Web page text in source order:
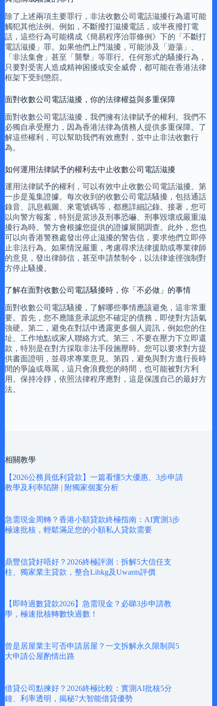
除了上述兩項主要罪行，非法收數公司電話滋擾行為還可能
觸犯其他法例。例如，不斷撥打滋擾電話，或半夜撥打電
話，這些行為可能構成《簡易程序治罪條例》下的「不斷打
電話滋擾」罪。如果他們上門滋擾，可能涉及「遊蕩」、
「非法集會」甚至「襲擊」等罪行。任何形式的騷擾行為，
只要對受害人造成精神困擾或安全威脅，都可能在香港法律
框架下受到懲罰。
面對收數公司電話滋擾，你的法律權益與多重保障
面對收數公司電話滋擾，我們擁有法律賦予的權利。我們不
必獨自承受壓力，因為香港法律為債務人提供多重保障。了
解這些權利，可以幫助我們有效應對，並中止非法收數行
為。
如何運用法律賦予的權利去中止收數公司電話滋擾
運用法律賦予的權利，可以有效中止收數公司電話滋擾。第
一步是蒐集證據。每次收到的收數公司電話騷擾，包括通話
錄音、訊息截圖、來電號碼等，都應詳細記錄。接著，您可
以向警方報案，特別是當涉及刑事恐嚇、刑事毀壞或嚴重滋
擾行為時。警方會根據您提供的證據展開調查。此外，您也
可以向香港警務處發出停止滋擾的警告信，要求他們立即停
止非法行為。如果情況嚴重，考慮尋求法律援助或專業律師
的意見，發出律師信，甚至申請禁制令，以法律途徑強制對
方停止騷擾。
了解在面對收數公司電話騷擾時，你「不必做」的事情
面對收數公司電話騷擾，了解哪些事情應該避免，這非常重
要。首先，您不應隨意承認您不確定的債務，即使對方語氣
強硬。第二，避免在對話中透露更多個人資訊，例如您的住
址、工作地點或家人聯絡方式。第三，不要在壓力下立即還
款，特別是在對方採取非法手段施壓時。您可以要求對方提
供書面證明，並尋求專業意見。第四，避免與對方進行長時
間的爭論或辱罵，這只會浪費您的時間，也可能被對方利
用。保持冷靜，依照法律程序應對，這是保護自己的最好方
法。
相關教學
【2026公務員低利貸款】一篇看懂5大優惠、3步申請
教學及利率陷阱 | 附獨家個案分析
急需現金周轉？香港小額貸款終極指南：AI實測3步
極速批核，輕鬆滿足您的小額私人貸款需要
鼎豐信貸好唔好？2026終極評測：拆解5大信任支
柱、獨家業主貸款，整合Lihkg及Uwants評價
【即時過數貸款2026】急需現金？必睇3步申請教
學，極速批核轉數快過數！
曾是居屋業主可否申請居屋？一文拆解永久限制與5
大申請公屋酌情出路
借貸公司點揀好？2026終極比較：實測AI批核5分
鐘、利率透明，揭秘7大智能借貸優勢